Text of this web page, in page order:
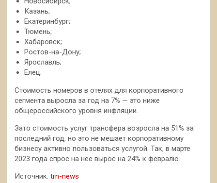
Казань;
Екатеринбург;
Тюмень;
Хабаровск;
Ростов-на-Дону;
Ярославль;
Елец.
Стоимость номеров в отелях для корпоративного
сегмента выросла за год на 7% — это ниже
общероссийского уровня инфляции.
Зато стоимость услуг трансфера возросла на 51% за
последний год, но это не мешает корпоративному
бизнесу активно пользоваться услугой. Так, в марте
2023 года спрос на нее вырос на 24% к февралю.
Источник: trn-news